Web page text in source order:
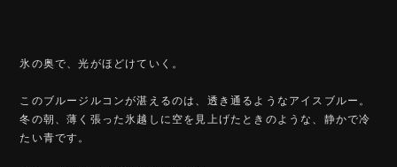
氷の奥で、光がほどけていく。
このブルージルコンが湛えるのは、透き通るようなアイスブルー。
冬の朝、薄く張った氷越しに空を見上げたときのような、静かで冷
たい青です。